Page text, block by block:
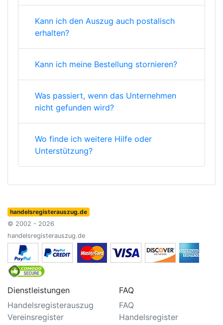
Kann ich den Auszug auch postalisch
erhalten?
Kann ich meine Bestellung stornieren?
Was passiert, wenn das Unternehmen
nicht gefunden wird?
Wo finde ich weitere Hilfe oder
Unterstützung?
handelsregisterauszug.de
© 2002 - 2026
handelsregisterauszug.de
Dienstleistungen
Handelsregisterauszug
Vereinsregister
FAQ
FAQ
Handelsregister